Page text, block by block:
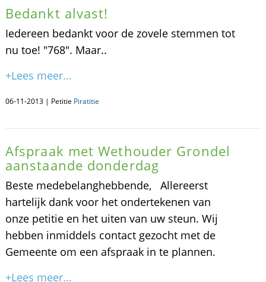
Bedankt alvast!
Iedereen bedankt voor de zovele stemmen tot
nu toe! "768". Maar..
+Lees meer...
06-11-2013 | Petitie Piratitie
Afspraak met Wethouder Grondel
aanstaande donderdag
Beste medebelanghebbende, Allereerst
hartelijk dank voor het ondertekenen van
onze petitie en het uiten van uw steun. Wij
hebben inmiddels contact gezocht met de
Gemeente om een afspraak in te plannen.
+Lees meer...